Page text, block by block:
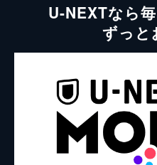
U-NEXTなら
ずっと